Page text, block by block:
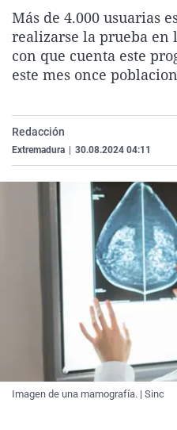
Más de 4.000 usuarias
realizarse la prueba en
con que cuenta este
este mes once
Redacción
Extremadura 30.08.2024 04:11
Imagen de una mamografía. | Sinc